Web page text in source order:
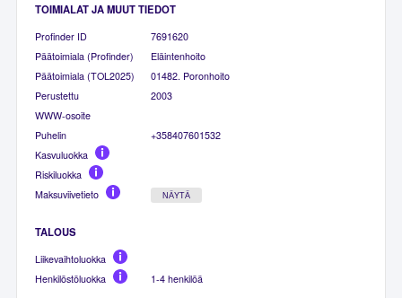
TOIMIALAT JA MUUT TIEDOT
Profinder ID
7691620
Päätoimiala (Profinder)
Eläintenhoito
Päätoimiala (TOL2025)
01482. Poronhoito
Perustettu
2003
WWW-osoite
Puhelin
+358407601532
Kasvuluokka
Riskiluokka
Maksuviivetieto
NÄYTÄ
TALOUS
Liikevaihtoluokka
Henkilöstöluokka
1-4 henkilöä